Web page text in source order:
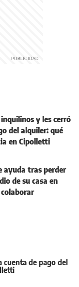
y les cerró
del alquiler: qué
en Cipolletti
ayuda tras perder
de su casa en
de pago del